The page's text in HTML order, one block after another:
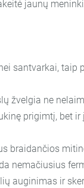
jaunų
santvarkai, taip
žvelgia ne
prigimtį, bet
braidančios
nemačiusius
auginimas ir